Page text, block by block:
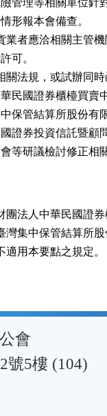
險管理等相關單位針
形報本會備查。
業者應洽相關主管
可。
關法規，或試辦同
華民國證券櫃檯買賣
中保管結算所股份有
國證券投資信託暨顧
會等研議檢討修正相
團法人中華民國證
灣集中保管結算所
適用本要點之規定。
會
號5樓 (104)